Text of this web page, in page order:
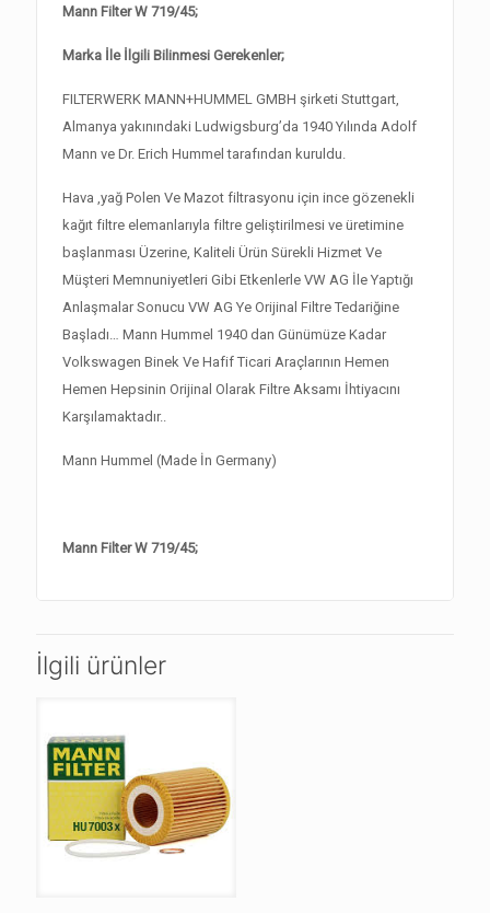
Mann Filter W 719/45;
Marka İle İlgili Bilinmesi Gerekenler;
FILTERWERK MANN+HUMMEL GMBH şirketi Stuttgart,
Almanya yakınındaki Ludwigsburg’da 1940 Yılında Adolf
Mann ve Dr. Erich Hummel tarafından kuruldu.
Hava ,yağ Polen Ve Mazot filtrasyonu için ince gözenekli
kağıt filtre elemanlarıyla filtre geliştirilmesi ve üretimine
başlanması Üzerine, Kaliteli Ürün Sürekli Hizmet Ve
Müşteri Memnuniyetleri Gibi Etkenlerle VW AG İle Yaptığı
Anlaşmalar Sonucu VW AG Ye Orijinal Filtre Tedariğine
Başladı… Mann Hummel 1940 dan Günümüze Kadar
Volkswagen Binek Ve Hafif Ticari Araçlarının Hemen
Hemen Hepsinin Orijinal Olarak Filtre Aksamı İhtiyacını
Karşılamaktadır..
Mann Hummel (Made İn Germany)
Mann Filter W 719/45;
İlgili ürünler